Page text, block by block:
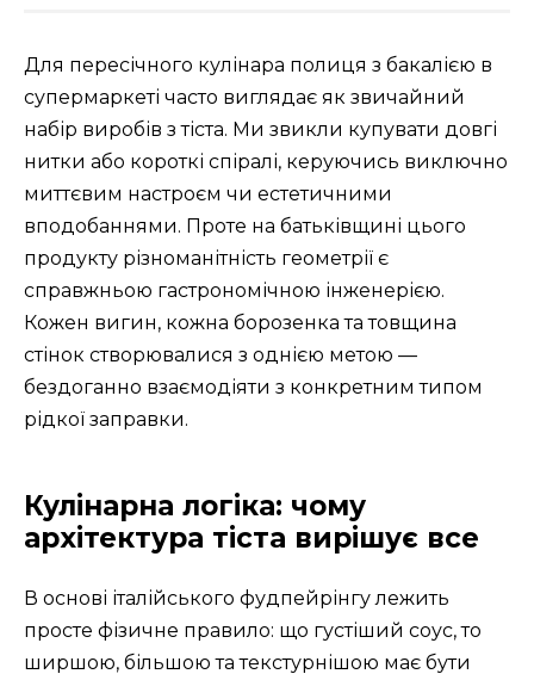
Для пересічного кулінара полиця з бакалією в
супермаркеті часто виглядає як звичайний
набір виробів з тіста. Ми звикли купувати довгі
нитки або короткі спіралі, керуючись виключно
миттєвим настроєм чи естетичними
вподобаннями. Проте на батьківщині цього
продукту різноманітність геометрії є
справжньою гастрономічною інженерією.
Кожен вигин, кожна борозенка та товщина
стінок створювалися з однією метою —
бездоганно взаємодіяти з конкретним типом
рідкої заправки.
Кулінарна логіка: чому
архітектура тіста вирішує все
В основі італійського фудпейрінгу лежить
просте фізичне правило: що густіший соус, то
ширшою, більшою та текстурнішою має бути